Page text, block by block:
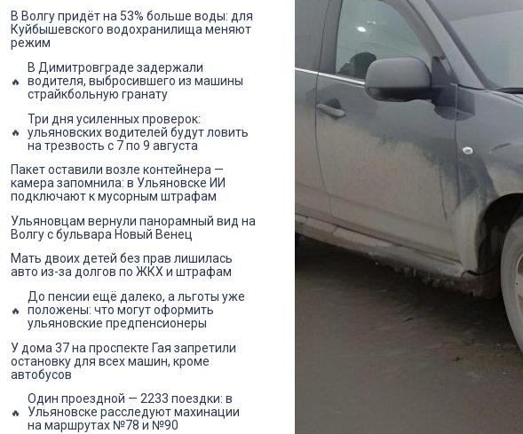
В Волгу придёт на 53% больше воды: для
Куйбышевского водохранилища меняют
режим
В Димитровграде задержали
водителя, выбросившего из машины
страйкбольную гранату
Три дня усиленных проверок:
ульяновских водителей будут ловить
на трезвость с 7 по 9 августа
Пакет оставили возле контейнера —
камера запомнила: в Ульяновске ИИ
подключают к мусорным штрафам
Ульяновцам вернули панорамный вид на
Волгу с бульвара Новый Венец
Мать двоих детей без прав лишилась
авто из-за долгов по ЖКХ и штрафам
До пенсии ещё далеко, а льготы уже
положены: что могут оформить
ульяновские предпенсионеры
У дома 37 на проспекте Гая запретили
остановку для всех машин, кроме
автобусов
Один проездной — 2233 поездки: в
Ульяновске расследуют махинации
на маршрутах №78 и №90